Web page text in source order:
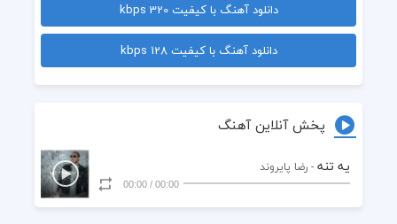
  کی میخاد این قلبو از جاش بکنه
  چشاتو ببیند تو به این فک کن منو تو باشیم و دریا
دانلود آهنگ با کیفیت 320 kbps
دانلود آهنگ با کیفیت 128 kbps
پخش آنلاین آهنگ
یه تنه - رضا پایروند
00:00
/
00:00